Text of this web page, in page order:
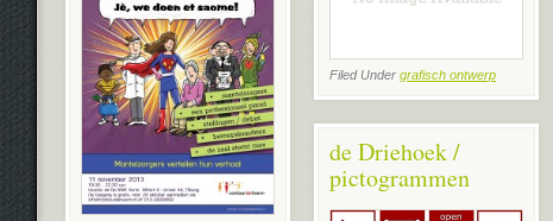
Filed Under grafisch ontwerp
de Driehoek /
pictogrammen